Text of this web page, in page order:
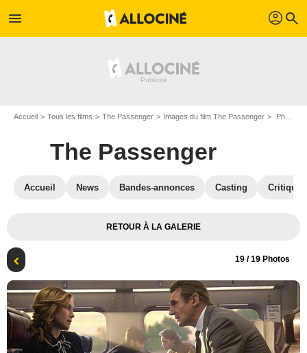
menu profil search
Accueil Tous les films The Passenger Images du film The Passenger Photo du film The Passenger - Photo 19
The Passenger
Accueil News Bandes-annonces Casting
RETOUR À LA GALERIE
19 / 19 Photos